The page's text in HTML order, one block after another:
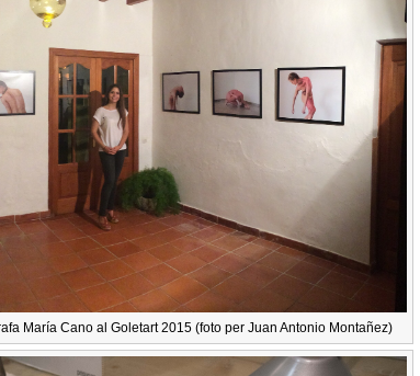
María Cano al Goletart 2015 (foto per Juan Antonio Montañez)